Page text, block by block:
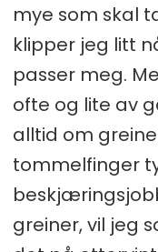
mye som skal
klipper jeg litt
passer meg.
ofte og lite av
alltid om
tommelfinger
greiner, vil jeg